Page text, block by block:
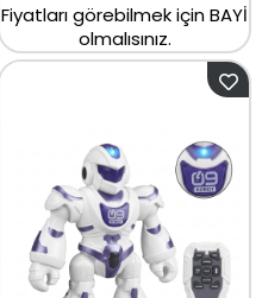
Fiyatları görebilmek için BAYİ
olmalısınız.